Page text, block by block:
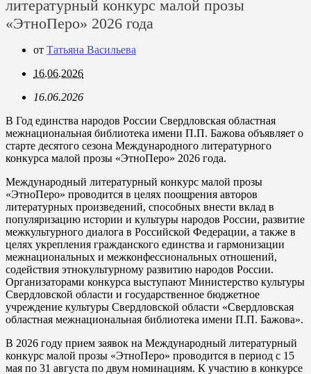
литературный конкурс малой прозы
«ЭтноПеро» 2026 года
от Татьяна Васильева
16.06.2026
16.06.2026
В Год единства народов России Свердловская областная
межнациональная библиотека имени П.П. Бажова объявляет о
старте десятого сезона Международного литературного
конкурса малой прозы «ЭтноПеро» 2026 года.
Международный литературный конкурс малой прозы
«ЭтноПеро» проводится в целях поощрения авторов
литературных произведений, способных внести вклад в
популяризацию истории и культуры народов России, развитие
межкультурного диалога в Российской Федерации, а также в
целях укрепления гражданского единства и гармонизации
межнациональных и межконфессиональных отношений,
содействия этнокультурному развитию народов России.
Организаторами конкурса выступают Министерство культуры
Свердловской области и государственное бюджетное
учреждение культуры Свердловской области «Свердловская
областная межнациональная библиотека имени П.П. Бажова».
В 2026 году прием заявок на Международный литературный
конкурс малой прозы «ЭтноПеро» проводится в период с 15
мая по 31 августа по двум номинациям. К участию в конкурсе